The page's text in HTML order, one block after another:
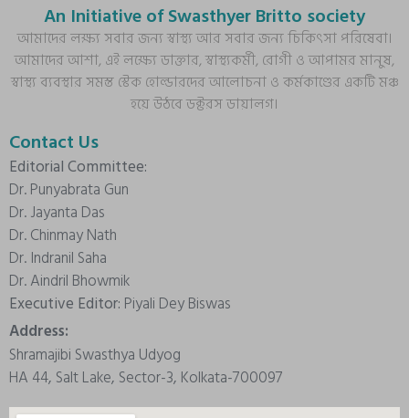
An Initiative of Swasthyer Britto society
আমাদের লক্ষ্য সবার জন্য স্বাস্থ্য আর সবার জন্য চিকিৎসা পরিষেবা।
আমাদের আশা, এই লক্ষ্যে ডাক্তার, স্বাস্থ্যকর্মী, রোগী ও আপামর মানুষ,
স্বাস্থ্য ব্যবস্থার সমস্ত স্টেক হোল্ডারদের আলোচনা ও কর্মকাণ্ডের একটি মঞ্চ
হয়ে উঠবে ডক্টরস ডায়ালগ।
Contact Us
Editorial Committee:
Dr. Punyabrata Gun
Dr. Jayanta Das
Dr. Chinmay Nath
Dr. Indranil Saha
Dr. Aindril Bhowmik
Executive Editor: Piyali Dey Biswas
Address:
Shramajibi Swasthya Udyog
HA 44, Salt Lake, Sector-3, Kolkata-700097